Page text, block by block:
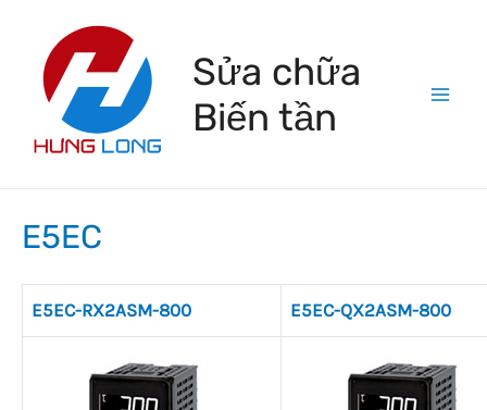
content
Sửa chữa
Biến tần
E5EC
E5EC-RX2ASM-800 E5EC-QX2ASM-800